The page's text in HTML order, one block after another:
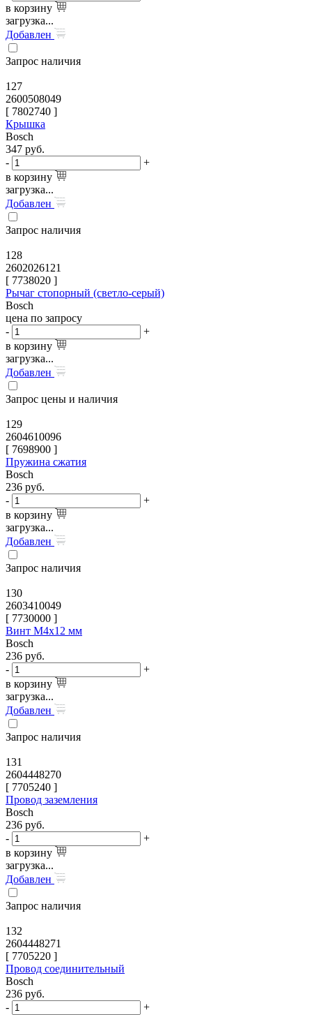
в корзину
загрузка...
Добавлен
Запрос наличия
127
2600508049
[ 7802740 ]
Крышка
Bosch
347 руб.
-
+
в корзину
загрузка...
Добавлен
Запрос наличия
128
2602026121
[ 7738020 ]
Рычаг стопорный (светло-серый)
Bosch
цена по запросу
-
+
в корзину
загрузка...
Добавлен
Запрос цены и наличия
129
2604610096
[ 7698900 ]
Пружина сжатия
Bosch
236 руб.
-
+
в корзину
загрузка...
Добавлен
Запрос наличия
130
2603410049
[ 7730000 ]
Винт M4x12 мм
Bosch
236 руб.
-
+
в корзину
загрузка...
Добавлен
Запрос наличия
131
2604448270
[ 7705240 ]
Провод заземления
Bosch
236 руб.
-
+
в корзину
загрузка...
Добавлен
Запрос наличия
132
2604448271
[ 7705220 ]
Провод соединительный
Bosch
236 руб.
-
+